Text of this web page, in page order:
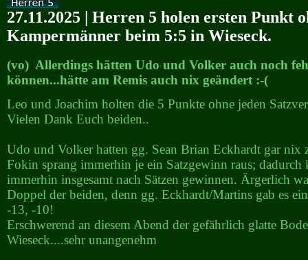
27.11.2025 | Herren 5 holen ersten Punkt
Kampermänner beim 5:5 in Wieseck.
(vo) Allerdings hätten Udo und Volker auch noch
können...hätte am Remis auch nix geändert :-(
Leo und Joachim holten die 5 Punkte ohne jeden
Vielen Dank Euch beiden..
Udo und Volker hatten gg. Sean Brian Eckhardt gar nix
Fokin sprang immerhin je ein Satzgewinn raus;
immerhin insgesamt nach Sätzen gewinnen. Ärgerlich
Doppel der beiden, denn gg. Eckhardt/Martins gab es
-13, -10!
Erschwerend an diesem Abend der gefährlich glatte
Wieseck....sehr unangenehm